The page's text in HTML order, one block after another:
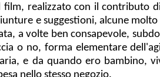
film, realizzato con il contributo
e suggestioni, alcune
a volte ben consapevole,
o no, forma elementare
e da quando ero bambino,
nello stesso negozio.